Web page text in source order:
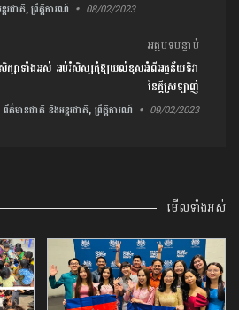
រជាតិ, ព្រឹត្តិការណ៍ 08/02/2023
អត្ថបទបន្ទាប់
ក្សា​ទាំងអស់ អប់រំសិស្ស​កុំ​ឱ្យ​យល់ខុស​អំពីអត្ថន័យទិវា
នៃក្តីស្រឡាញ់
ត៌មានជាតិ និងអន្តរជាតិ, ព្រឹត្តិការណ៍ 09/02/2023
មើលទាំងអស់